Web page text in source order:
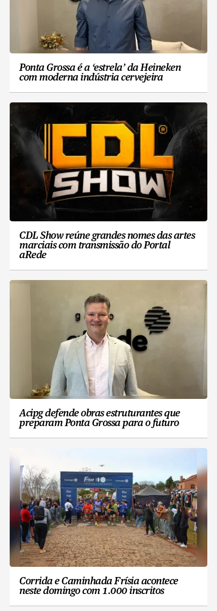
Ponta Grossa é a ‘estrela’ da Heineken
com moderna indústria cervejeira
CDL Show reúne grandes nomes das artes
marciais com transmissão do Portal
aRede
Acipg defende obras estruturantes que
preparam Ponta Grossa para o futuro
Corrida e Caminhada Frísia acontece
neste domingo com 1.000 inscritos